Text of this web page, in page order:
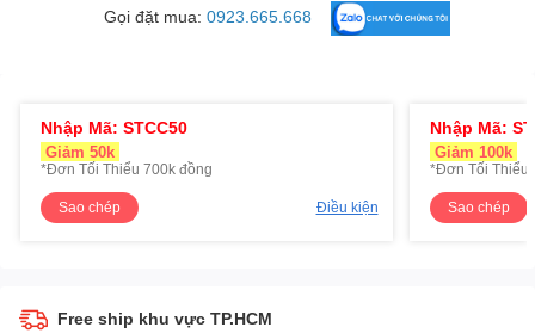
Gọi đặt mua: 0923.665.668
Nhập Mã: STCC50
Giảm 50k
*Đơn Tối Thiểu 700k đồng
Sao chép Điều kiện
Nhập Mã:
Giảm 100k
*Đơn Tối Thiểu
Sao chép
Free ship khu vực TP.HCM